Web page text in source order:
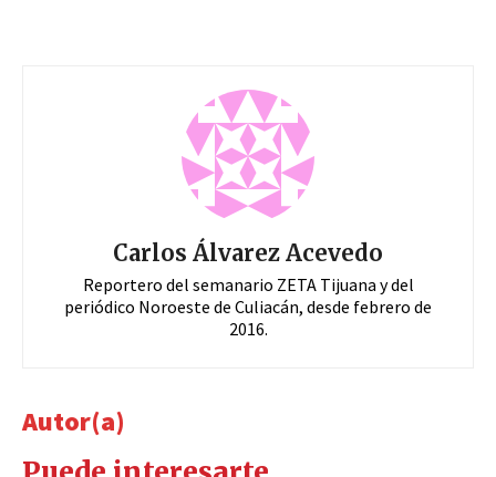
Carlos Álvarez Acevedo
Reportero del semanario ZETA Tijuana y del
periódico Noroeste de Culiacán, desde febrero de
2016.
Autor(a)